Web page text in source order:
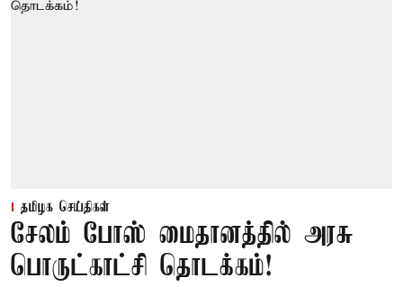
தமிழக செய்திகள்
சேலம் போஸ் மைதானத்தில் அரசு
பொருட்காட்சி தொடக்கம்!